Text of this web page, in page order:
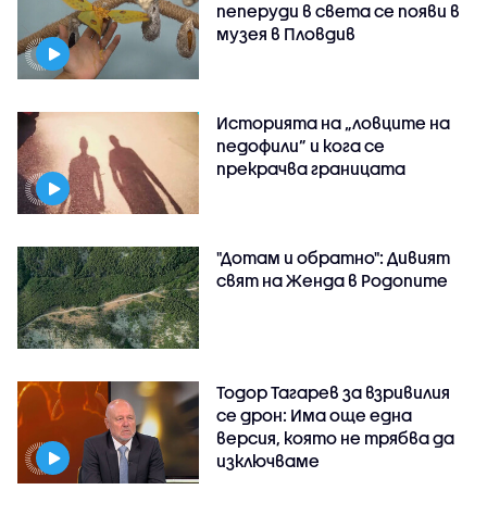
пеперуди в света се появи в
музея в Пловдив
Историята на „ловците на
педофили” и кога се
прекрачва границата
"Дотам и обратно": Дивият
свят на Женда в Родопите
Тодор Тагарев за взривилия
се дрон: Има още една
версия, която не трябва да
изключваме